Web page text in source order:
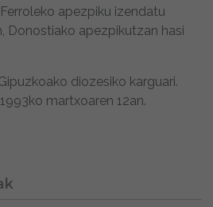
apezpiku izendatu
Donostiako apezpikutzan hasi
diozesiko karguari.
martxoaren 12an.